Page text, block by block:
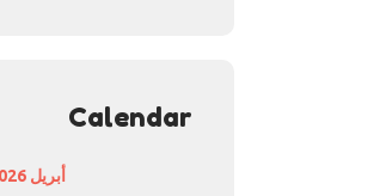
Calendar
أبريل 2026